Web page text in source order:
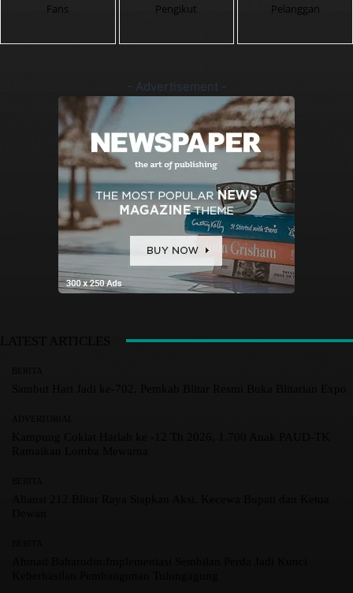
Fans Pengikut Pelanggan
- Advertisement -